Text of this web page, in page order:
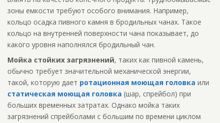
зоны емкости требуют особого внимания. Например,
кольцо осадка пивного камня в бродильных чанах. Такое
кольцо на внутренней поверхности чана показывает, до
какого уровня наполнялся бродильный чан.
Мойка стойких загрязнений, таких как пивной камень,
обычно требует значительной механической энергии,
такой, которую дает ротационная моющая головка или
статическая моющая головка (шар, спрейбол) при
больших временных затратах. Однако мойка таких
загрязнений спрейболами с большим по времени циклом